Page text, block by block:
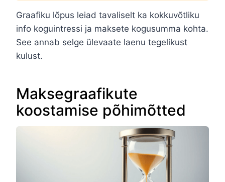
Graafiku lõpus leiad tavaliselt ka kokkuvõtliku
info koguintressi ja maksete kogusumma kohta.
See annab selge ülevaate laenu tegelikust
kulust.
Maksegraafikute
koostamise põhimõtted